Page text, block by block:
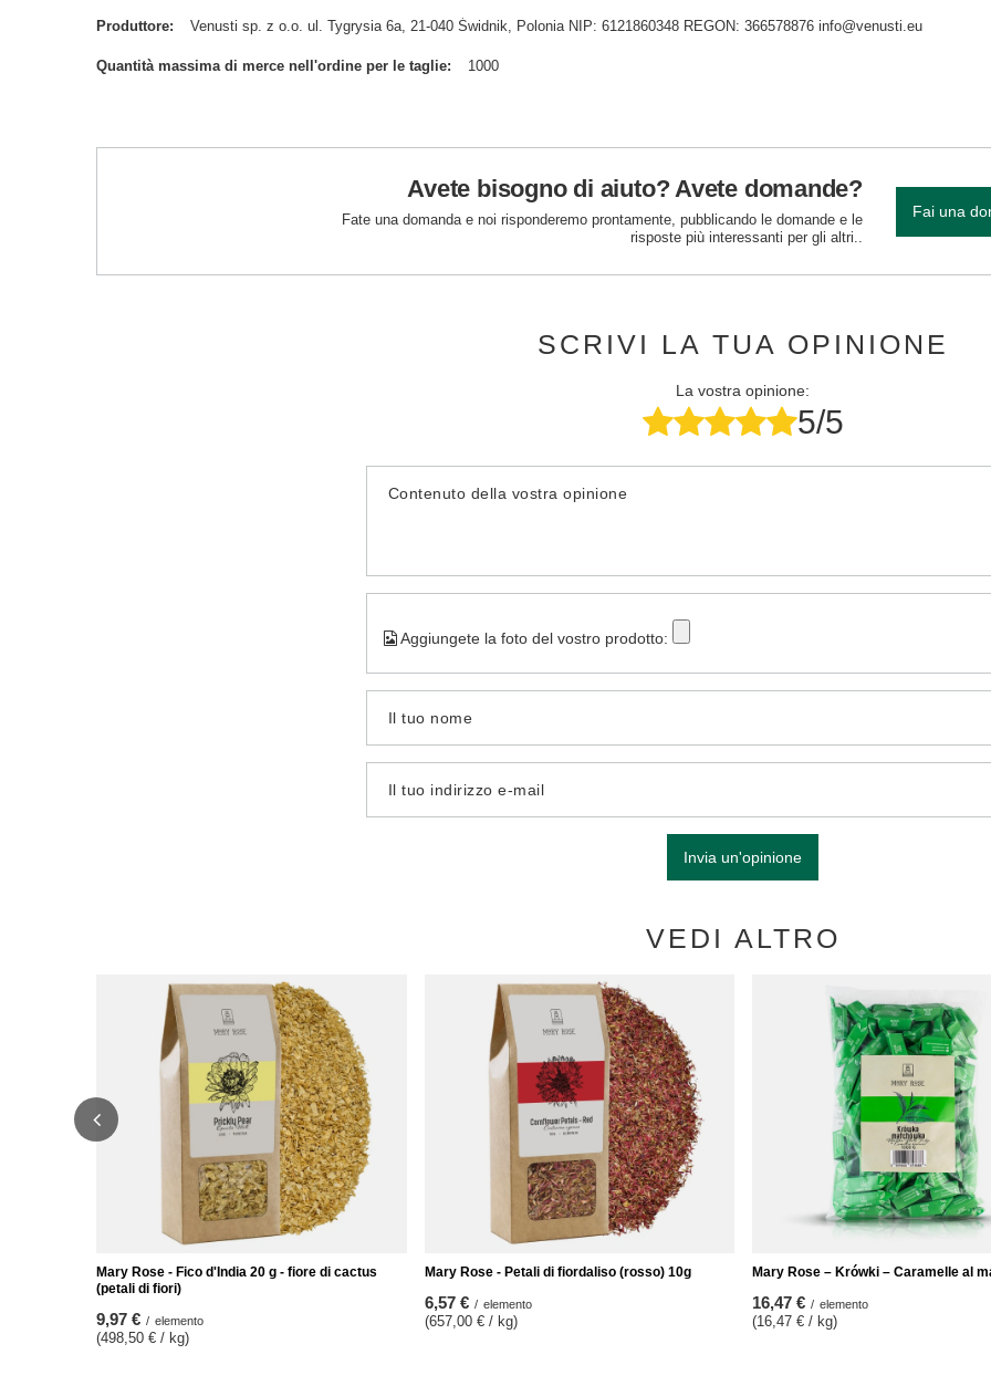
Produttore Venusti sp. z o.o. ul. Tygrysia 6a, 21-040 Świdnik, Polonia NIP: 6121860348 REGON: 366578876 info@venusti.eu
Quantità massima di merce nell'ordine per le taglie 1000
Avete bisogno di aiuto? Avete domande?
Fate una domanda e noi risponderemo prontamente, pubblicando le domande e le
risposte più interessanti per gli altri..
Fai una
SCRIVI LA TUA OPINIONE
La vostra opinione:
5/5
Contenuto della vostra opinione
Aggiungete la foto del vostro prodotto:
Il tuo nome
Il tuo indirizzo e-mail
Invia un'opinione
VEDI ALTRO
Mary Rose - Fico d'India 20 g - fiore di cactus
(petali di fiori)
9,97 € / elemento
(498,50 € / kg)
Mary Rose - Petali di fiordaliso (rosso) 10g
6,57 € / elemento
(657,00 € / kg)
Mary Rose – Krówki – Caramelle al
16,47 € / elemento
(16,47 € / kg)